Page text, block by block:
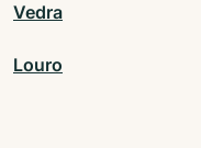
Vedra
Louro